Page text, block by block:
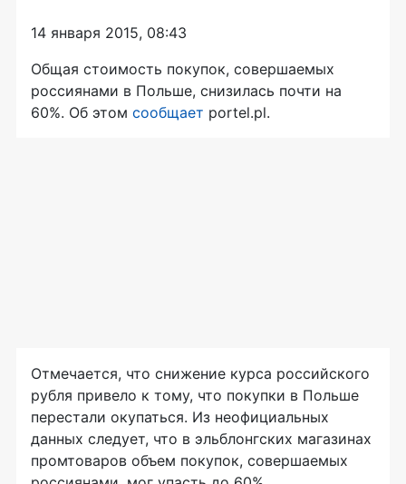
14 января 2015, 08:43
Общая стоимость покупок, совершаемых
россиянами в Польше, снизилась почти на
60%. Об этом сообщает portel.pl.
Отмечается, что снижение курса российского
рубля привело к тому, что покупки в Польше
перестали окупаться. Из неофициальных
данных следует, что в эльблонгских магазинах
промтоваров объем покупок, совершаемых